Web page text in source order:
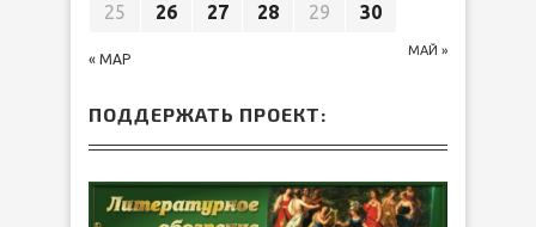
« МАР
МАЙ »
25
26 27 28 29 30
ПОДДЕРЖАТЬ ПРОЕКТ: